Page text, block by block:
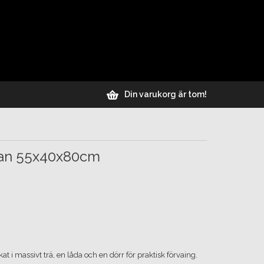
Din varukorg är tom!
55x40x80cm
i massivt trä, en låda och en dörr för praktisk förvaing.